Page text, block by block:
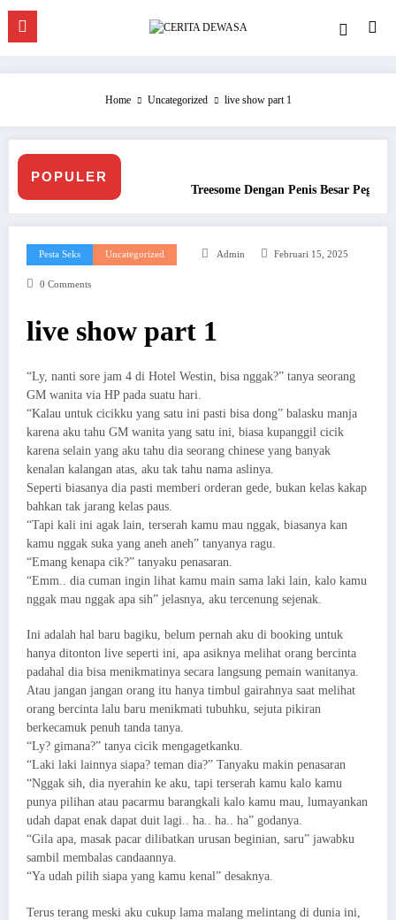
content
Home Uncategorized live show part 1
POPULER
Treesome Dengan Penis Besar Pegawai Hotel
Pesta Seks Uncategorized Admin Februari 15, 2025
0 Comments
live show part 1
“Ly, nanti sore jam 4 di Hotel Westin, bisa nggak?” tanya seorang
GM wanita via HP pada suatu hari.
“Kalau untuk cicikku yang satu ini pasti bisa dong” balasku manja
karena aku tahu GM wanita yang satu ini, biasa kupanggil cicik
karena selain yang aku tahu dia seorang chinese yang banyak
kenalan kalangan atas, aku tak tahu nama aslinya.
Seperti biasanya dia pasti memberi orderan gede, bukan kelas kakap
bahkan tak jarang kelas paus.
“Tapi kali ini agak lain, terserah kamu mau nggak, biasanya kan
kamu nggak suka yang aneh aneh” tanyanya ragu.
“Emang kenapa cik?” tanyaku penasaran.
“Emm.. dia cuman ingin lihat kamu main sama laki lain, kalo kamu
nggak mau nggak apa sih” jelasnya, aku tercenung sejenak.
Ini adalah hal baru bagiku, belum pernah aku di booking untuk
hanya ditonton live seperti ini, apa asiknya melihat orang bercinta
padahal dia bisa menikmatinya secara langsung pemain wanitanya.
Atau jangan jangan orang itu hanya timbul gairahnya saat melihat
orang bercinta lalu baru menikmati tubuhku, sejuta pikiran
berkecamuk penuh tanda tanya.
“Ly? gimana?” tanya cicik mengagetkanku.
“Laki laki lainnya siapa? teman dia?” Tanyaku makin penasaran
“Nggak sih, dia nyerahin ke aku, tapi terserah kamu kalo kamu
punya pilihan atau pacarmu barangkali kalo kamu mau, lumayankan
udah dapat enak dapat duit lagi.. ha.. ha.. ha” godanya.
“Gila apa, masak pacar dilibatkan urusan beginian, saru” jawabku
sambil membalas candaannya.
“Ya udah pilih siapa yang kamu kenal” desaknya.
Terus terang meski aku cukup lama malang melintang di dunia ini,